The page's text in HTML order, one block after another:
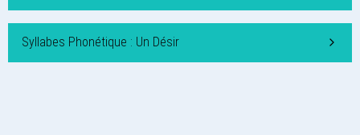
Syllabes Phonétique : Un Désir